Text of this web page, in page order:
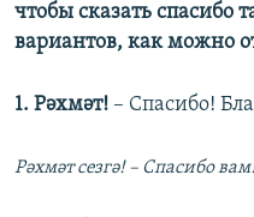
чтобы сказать спасибо
вариантов, как можно
1. Рәхмәт! – Спасибо!
Рәхмәт сезгә! – Спасибо